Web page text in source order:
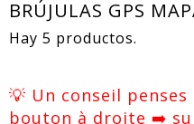
BRÚJULAS GPS
Hay 5 productos.
💡 Un conseil
bouton à droite ➡️